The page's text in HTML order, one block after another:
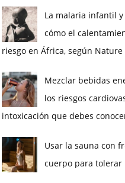
La malaria infantil
cómo el
riesgo en África, según Nature
Mezclar bebidas
los riesgos
intoxicación que debes
Usar la sauna con
cuerpo para tolerar